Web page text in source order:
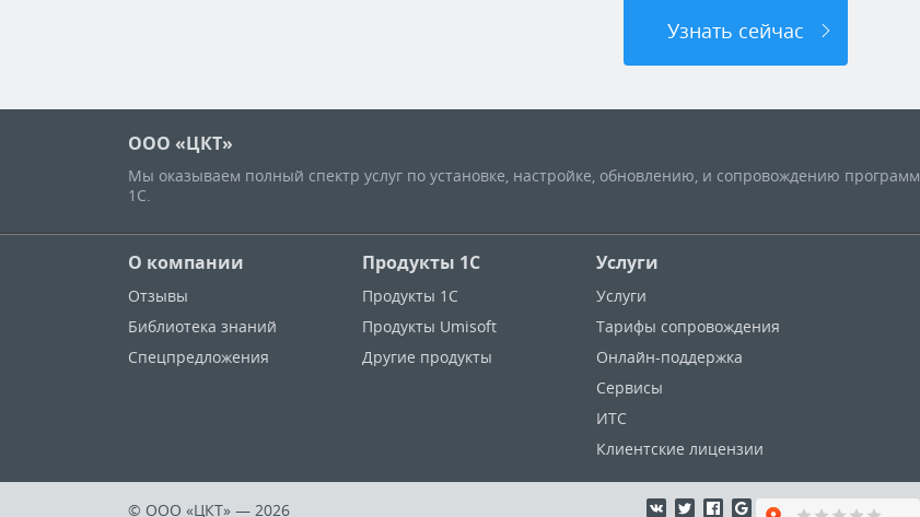
Узнать сейчас
ООО «ЦКТ»
Мы оказываем полный спектр услуг по установке, настройке, обновлению, и сопровождению программ
1С.
О компании
Отзывы
Библиотека знаний
Спецпредложения
Продукты 1С
Продукты 1С
Продукты Umisoft
Другие продукты
Услуги
Услуги
Тарифы сопровождения
Онлайн-поддержка
Сервисы
ИТС
Клиентские лицензии
© ООО «ЦКТ» — 2026